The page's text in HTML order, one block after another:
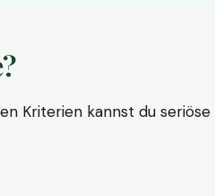
Kriterien kannst du